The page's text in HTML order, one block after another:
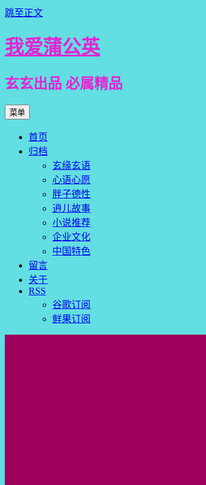
跳至正文
我爱蒲公英
玄玄出品 必属精品
菜单
首页
归档
玄缘玄语
心语心愿
胖子德性
逍儿故事
小说推荐
企业文化
中国特色
留言
关于
RSS
谷歌订阅
鲜果订阅